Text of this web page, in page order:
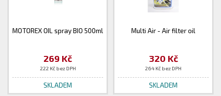
MOTOREX OIL spray BIO 500ml
269 Kč
222 Kč bez DPH
SKLADEM
Multi Air - Air filter oil
320 Kč
264 Kč bez DPH
SKLADEM